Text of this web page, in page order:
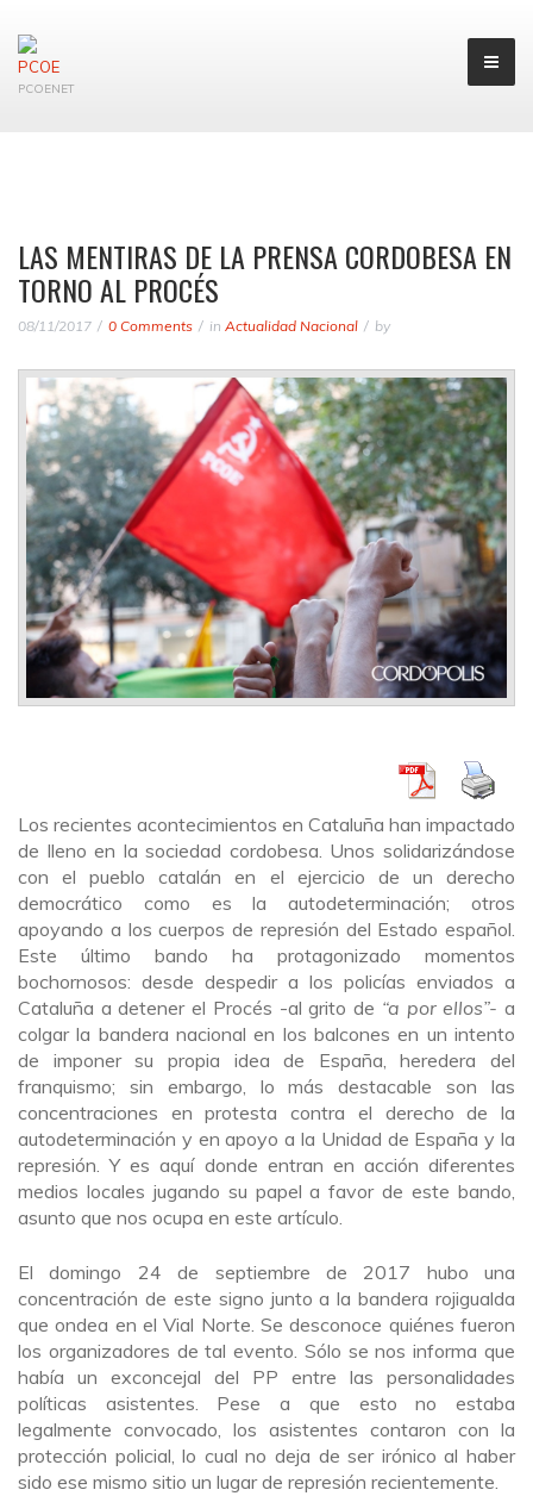
PCOENET
LAS MENTIRAS DE LA PRENSA CORDOBESA EN
TORNO AL PROCÉS
08/11/2017 0 Comments in Actualidad Nacional by
Los recientes acontecimientos en Cataluña han impactado
de lleno en la sociedad cordobesa. Unos solidarizándose
con el pueblo catalán en el ejercicio de un derecho
democrático como es la autodeterminación; otros
apoyando a los cuerpos de represión del Estado español.
Este último bando ha protagonizado momentos
bochornosos: desde despedir a los policías enviados a
Cataluña a detener el Procés -al grito de “a por ellos”- a
colgar la bandera nacional en los balcones en un intento
de imponer su propia idea de España, heredera del
franquismo; sin embargo, lo más destacable son las
concentraciones en protesta contra el derecho de la
autodeterminación y en apoyo a la Unidad de España y la
represión. Y es aquí donde entran en acción diferentes
medios locales jugando su papel a favor de este bando,
asunto que nos ocupa en este artículo.
El domingo 24 de septiembre de 2017 hubo una
concentración de este signo junto a la bandera rojigualda
que ondea en el Vial Norte. Se desconoce quiénes fueron
los organizadores de tal evento. Sólo se nos informa que
había un exconcejal del PP entre las personalidades
políticas asistentes. Pese a que esto no estaba
legalmente convocado, los asistentes contaron con la
protección policial, lo cual no deja de ser irónico al haber
sido ese mismo sitio un lugar de represión recientemente.